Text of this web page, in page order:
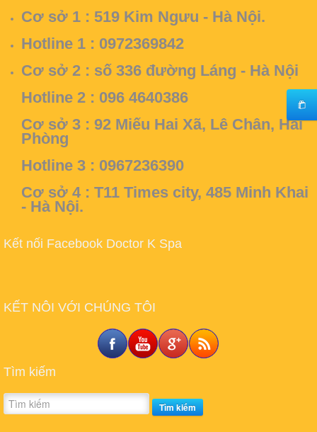
Cơ sở 1 : 519 Kim Ngưu - Hà Nội.
Hotline 1 : 0972369842
Cơ sở 2 : số 336 đường Láng - Hà Nội
Hotline 2 : 096 4640386
Cơ sở 3 : 92 Miếu Hai Xã, Lê Chân, Hải
Phòng
Hotline 3 : 0967236390
Cơ sở 4 : T11 Times city, 485 Minh Khai
- Hà Nội.
Kết nối Facebook Doctor K Spa
KẾT NÔI VỚI CHÚNG TÔI
Tìm kiếm
Tìm kiếm